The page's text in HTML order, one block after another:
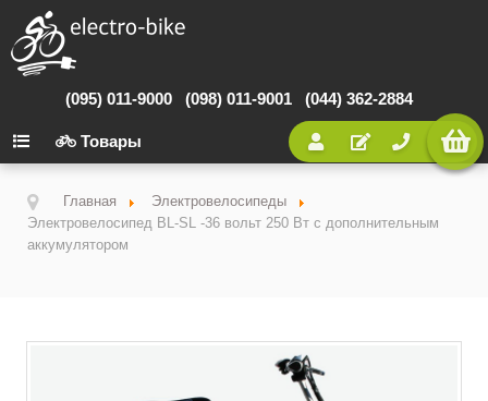
(095) 011-9000 (098) 011-9001 (044) 362-2884
Товары
Главная
Электровелосипеды
Электровелосипед BL-SL -36 вольт 250 Вт с дополнительным
аккумулятором